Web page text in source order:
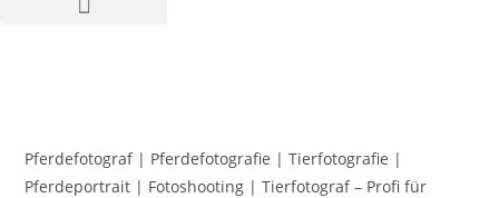
Pferdefotograf | Pferdefotografie | Tierfotografie |
Pferdeportrait | Fotoshooting | Tierfotograf – Profi für